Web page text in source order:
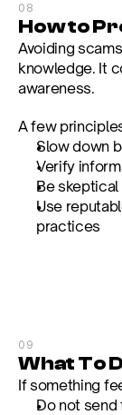
08
How to
Avoiding
knowledge. It
awareness.
A few
Slow down
Verify
Be
Use
practices
09
What To
If something
Do not